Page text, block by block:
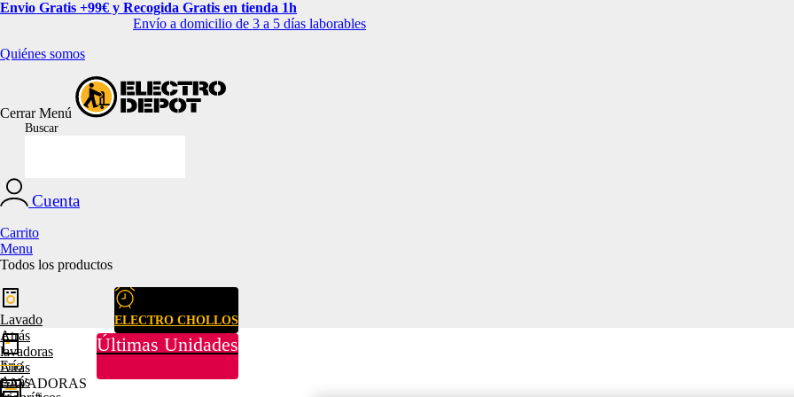
Envio Gratis +99€ y Recogida Gratis en tienda 1h
Envío a domicilio de 3 a 5 días laborables
Quiénes somos
CerrarMenú
Buscar
Cuenta
Carrito
Menu
Todos los productos
ELECTRO CHOLLOS
Últimas Unidades
Lavado
Atrás
lavadoras
Atrás
LAVADORAS
Frío
Atrás